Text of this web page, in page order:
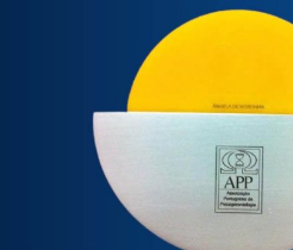
de
se às questões
saúde, autonomia,
e de uma
relativamente à idade e